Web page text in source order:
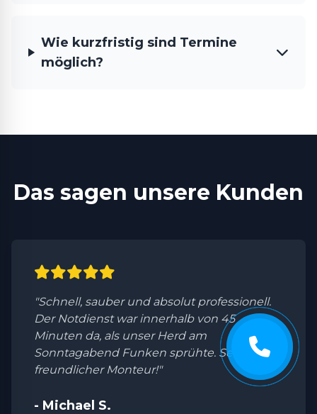
Wie kurzfristig sind Termine
möglich?
Das sagen unsere Kunden
"Schnell, sauber und absolut professionell.
Der Notdienst war innerhalb von 45
Minuten da, als unser Herd am
Sonntagabend Funken sprühte. Sehr
freundlicher Monteur!"
- Michael S.